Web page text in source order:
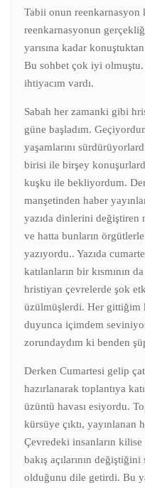
Tabii onun
reenkarnasyonun
yarısına kadar
Bu sohbet çok iyi
ihtiyacım vardı.
Sabah her zamanki gibi
güne başladım.
yaşamlarını
birisi ile birşey
kuşku ile bekliyordum.
manşetinden haber
yazıda dinlerini
ve hatta bunların
yazıyordu.. Yazıda
katılanların bir kısmının
hristiyan çevrelerde şok
üzülmüşlerdi. Her gittiğim
duyunca içimdem
zorundaydım ki benden
Derken Cumartesi gelip
hazırlanarak toplantıya
üzüntü havası esiyordu.
kürsüye çıktı, yayınlanan
Çevredeki insanların
bakış açılarının
olduğunu dile getirdi. Bu